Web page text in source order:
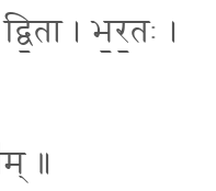
। भ॒र॒तः ।
॥